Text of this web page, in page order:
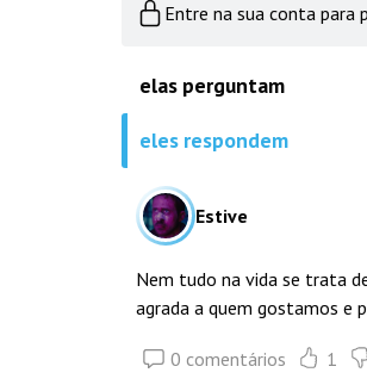
Entre na sua conta para
elas perguntam
eles respondem
Estive
Nem tudo na vida se trata
agrada a quem gostamos e
0 comentários 1